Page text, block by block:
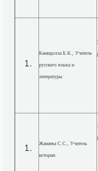
Камидолла Б.К., Учитель
русского языка и
литературы
Жанаева С.С., Учитель
истории